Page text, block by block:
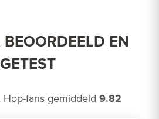
EN
GETEST
fans gemiddeld 9.82